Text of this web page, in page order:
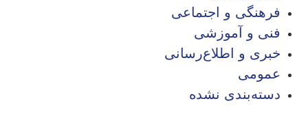
فرهنگی و اجتماعی
فنی و آموزشی
خبری و اطلاع‌رسانی
عمومی
دسته‌بندی نشده